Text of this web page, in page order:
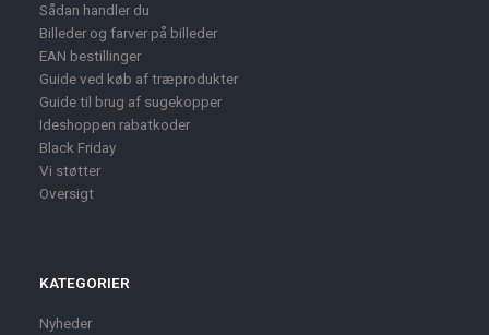
Sådan handler du
Billeder og farver på billeder
EAN bestillinger
Guide ved køb af træprodukter
Guide til brug af sugekopper
Ideshoppen rabatkoder
Black Friday
Vi støtter
Oversigt
KATEGORIER
Nyheder